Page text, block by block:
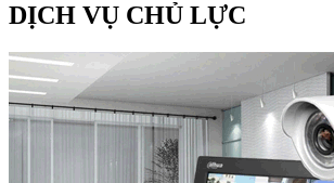
DỊCH VỤ CHỦ LỰC